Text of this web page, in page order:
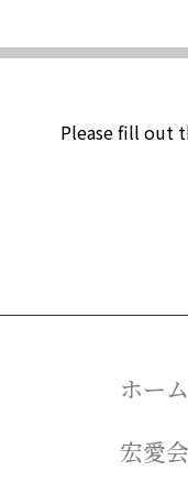
Please fill out
ホーム
宏愛